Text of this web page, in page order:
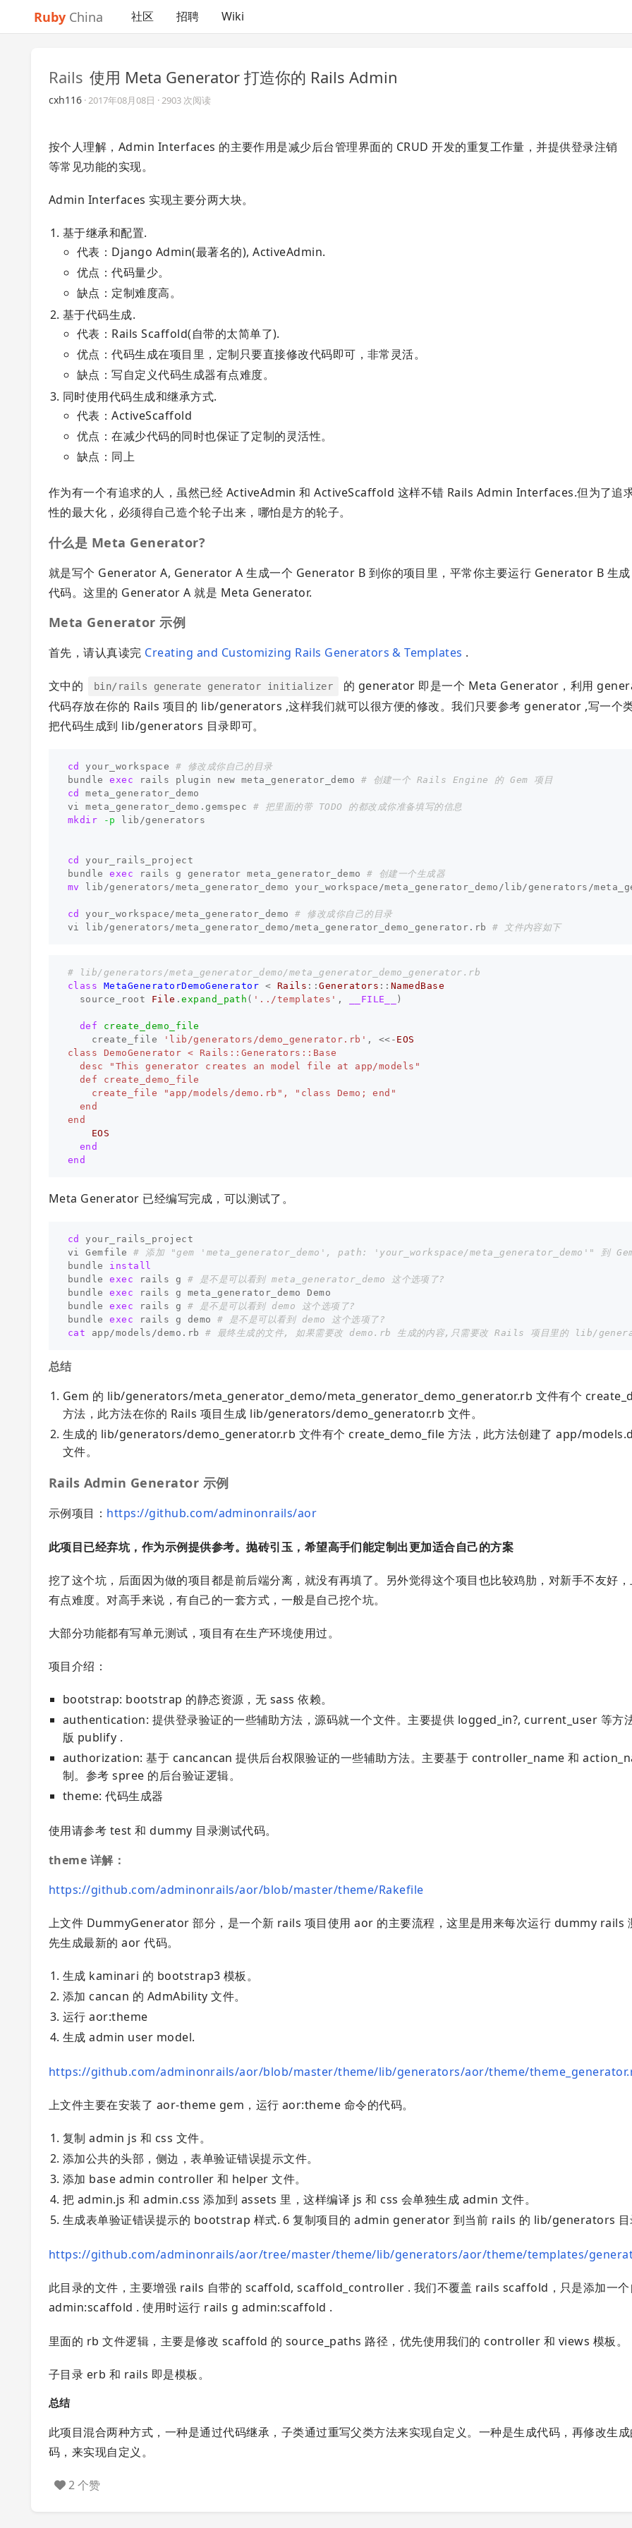
Ruby China 社区 招聘 Wiki
Rails 使用 Meta Generator 打造你的 Rails Admin
cxh116 ·2017年08月08日 · 2903 次阅读
按个人理解，Admin Interfaces 的主要作用是减少后台管理界面的 CRUD 开发的重复工作量，并提供登录注销
等常见功能的实现。
Admin Interfaces 实现主要分两大块。
基于继承和配置.
代表：Django Admin(最著名的), ActiveAdmin.
优点：代码量少。
缺点：定制难度高。
基于代码生成.
代表：Rails Scaffold(自带的太简单了).
优点：代码生成在项目里，定制只要直接修改代码即可，非常灵活。
缺点：写自定义代码生成器有点难度。
同时使用代码生成和继承方式.
代表：ActiveScaffold
优点：在减少代码的同时也保证了定制的灵活性。
缺点：同上
作为有一个有追求的人，虽然已经 ActiveAdmin 和 ActiveScaffold 这样不错 Rails Admin Interfaces.但为了追
性的最大化，必须得自己造个轮子出来，哪怕是方的轮子。
什么是 Meta Generator?
就是写个 Generator A, Generator A 生成一个 Generator B 到你的项目里，平常你主要运行 Generator B 生成
代码。这里的 Generator A 就是 Meta Generator.
Meta Generator 示例
首先，请认真读完 Creating and Customizing Rails Generators & Templates .
文中的 bin/rails generate generator initializer
的 generator 即是一个 Meta Generator，利用
代码存放在你的 Rails 项目的 lib/generators ,这样我们就可以很方便的修改。我们只要参考 generator ,写一个
把代码生成到 lib/generators 目录即可。
cd your_workspace # 修改成你自己的目录
bundle exec rails plugin new meta_generator_demo # 创建一个 Rails Engine 的 Gem 项目
cd meta_generator_demo
vi meta_generator_demo.gemspec # 把里面的带 TODO 的都改成你准备填写的信息
mkdir
-p lib/generators
cd your_rails_project
bundle exec rails g generator meta_generator_demo # 创建一个生成器
mv
lib/generators/meta_generator_demo your_workspace/meta_generator_demo/lib/generators/
cd your_workspace/meta_generator_demo # 修改成你自己的目录
vi lib/generators/meta_generator_demo/meta_generator_demo_generator.rb # 文件内容如下
# lib/generators/meta_generator_demo/meta_generator_demo_generator.rb
class
MetaGeneratorDemoGenerator < Rails ::Generators :: NamedBase
source_root
File .expand_path ( '../templates' , __FILE__ )
def
create_demo_file
create_file
'lib/generators/demo_generator.rb' , <<- EOS
class DemoGenerator < Rails::Generators::Base
  desc "This generator creates an model file at app/models"
  def create_demo_file
    create_file "app/models/demo.rb", "class Demo; end"
  end
    EOS
end
end
Meta Generator 已经编写完成，可以测试了。
cd your_rails_project
vi Gemfile # 添加 "gem 'meta_generator_demo', path: 'your_workspace/meta_generator_demo'" 到
bundle
bundle exec rails g # 是不是可以看到 meta_generator_demo 这个选项了?
bundle exec
rails g meta_generator_demo Demo
bundle exec rails g # 是不是可以看到 demo 这个选项了?
bundle exec rails g demo # 是不是可以看到 demo 这个选项了?
cat app/models/demo.rb # 最终生成的文件, 如果需要改 demo.rb 生成的内容,只需要改 Rails 项目里的 lib/
总结
Gem 的 lib/generators/meta_generator_demo/meta_generator_demo_generator.rb 文件有个
方法，此方法在你的 Rails 项目生成 lib/generators/demo_generator.rb 文件。
生成的 lib/generators/demo_generator.rb 文件有个 create_demo_file 方法，此方法创建了 app/
文件。
Rails Admin Generator 示例
示例项目： https://github.com/adminonrails/aor
此项目已经弃坑，作为示例提供参考。抛砖引玉，希望高手们能定制出更加适合自己的方案
挖了这个坑，后面因为做的项目都是前后端分离，就没有再填了。另外觉得这个项目也比较鸡肋，对新手不友好
有点难度。对高手来说，有自己的一套方式，一般是自己挖个坑。
大部分功能都有写单元测试，项目有在生产环境使用过。
项目介绍：
bootstrap: bootstrap 的静态资源，无 sass 依赖。
authentication: 提供登录验证的一些辅助方法，源码就一个文件。主要提供 logged_in?, current_user 等方
版 publify .
authorization: 基于 cancancan 提供后台权限验证的一些辅助方法。主要基于 controller_name 和
制。参考 spree 的后台验证逻辑。
theme: 代码生成器
使用请参考 test 和 dummy 目录测试代码。
theme 详解：
https://github.com/adminonrails/aor/blob/master/theme/Rakefile
上文件 DummyGenerator 部分，是一个新 rails 项目使用 aor 的主要流程，这里是用来每次运行 dummy rails
先生成最新的 aor 代码。
生成 kaminari 的 bootstrap3 模板。
添加 cancan 的 AdmAbility 文件。
运行 aor:theme
生成 admin user model.
https://github.com/adminonrails/aor/blob/master/theme/lib/generators/aor/theme/
上文件主要在安装了 aor-theme gem，运行 aor:theme 命令的代码。
复制 admin js 和 css 文件。
添加公共的头部，侧边，表单验证错误提示文件。
添加 base admin controller 和 helper 文件。
把 admin.js 和 admin.css 添加到 assets 里，这样编译 js 和 css 会单独生成 admin 文件。
生成表单验证错误提示的 bootstrap 样式. 6 复制项目的 admin generator 到当前 rails 的 lib/generators 目
https://github.com/adminonrails/aor/tree/master/theme/lib/generators/aor/theme/templates/
此目录的文件，主要增强 rails 自带的 scaffold, scaffold_controller . 我们不覆盖 rails scaffold，只是添加一个
admin:scaffold . 使用时运行 rails g admin:scaffold .
里面的 rb 文件逻辑，主要是修改 scaffold 的 source_paths 路径，优先使用我们的 controller 和 views 模板。
子目录 erb 和 rails 即是模板。
总结
此项目混合两种方式，一种是通过代码继承，子类通过重写父类方法来实现自定义。一种是生成代码，再修改生
码，来实现自定义。
2 个赞